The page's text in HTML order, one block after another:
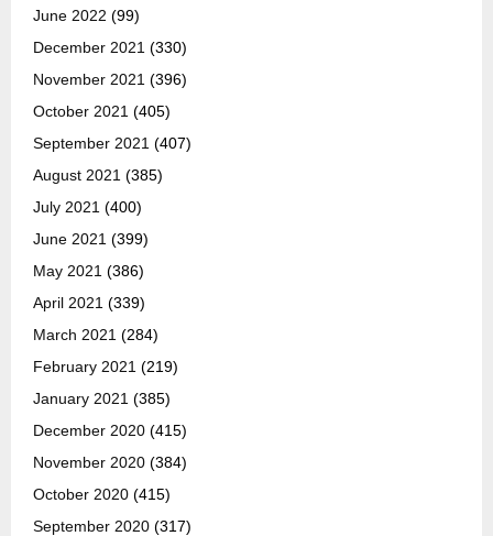
June 2022 (99)
December 2021 (330)
November 2021 (396)
October 2021 (405)
September 2021 (407)
August 2021 (385)
July 2021 (400)
June 2021 (399)
May 2021 (386)
April 2021 (339)
March 2021 (284)
February 2021 (219)
January 2021 (385)
December 2020 (415)
November 2020 (384)
October 2020 (415)
September 2020 (317)